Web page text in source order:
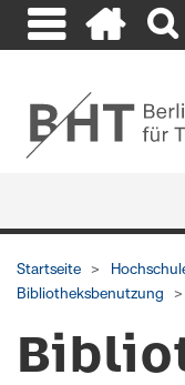
Startseite
Bibliotheksbenutzung